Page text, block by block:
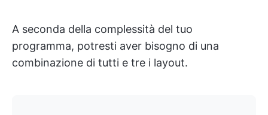
A seconda della complessità del tuo
programma, potresti aver bisogno di una
combinazione di tutti e tre i layout.